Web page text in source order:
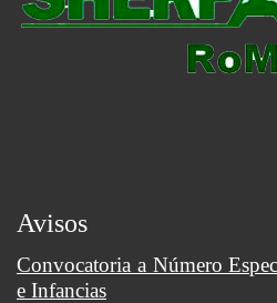
Avisos
Convocatoria a Número
e Infancias